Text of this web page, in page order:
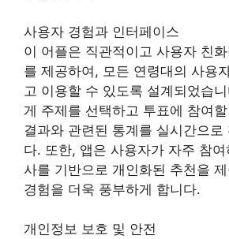
사용자 경험과 인터페이스
이 어플은 직관적이고 사용자 친
를 제공하여, 모든 연령대의 사용
고 이용할 수 있도록 설계되었습
게 주제를 선택하고 투표에 참여
결과와 관련된 통계를 실시간으로
다. 또한, 앱은 사용자가 자주 참
사를 기반으로 개인화된 추천을
경험을 더욱 풍부하게 합니다.
개인정보 보호 및 안전